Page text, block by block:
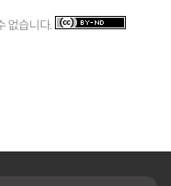
없습니다.